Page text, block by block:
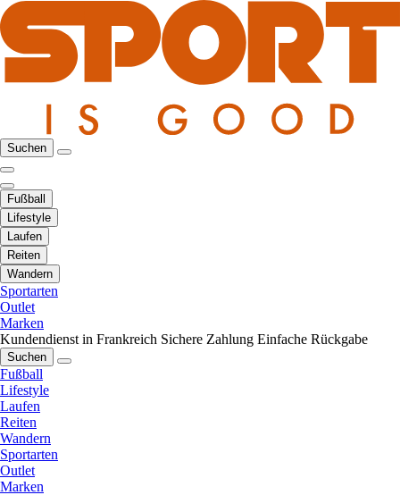
Suchen
Fußball
Lifestyle
Laufen
Reiten
Wandern
Sportarten
Outlet
Marken
Kundendienst in Frankreich Sichere Zahlung Einfache Rückgabe
Suchen
Fußball
Lifestyle
Laufen
Reiten
Wandern
Sportarten
Outlet
Marken